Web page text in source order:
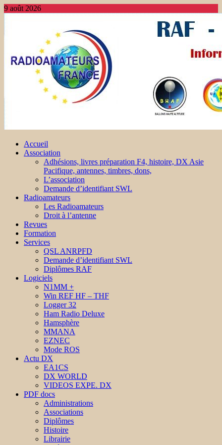
9 août 2026
Accueil
Association
Adhésions, livres préparation F4, histoire, DX Asie
Pacifique, antennes, timbres, dons,
L’association
Demande d’identifiant SWL
Radioamateurs
Les Radioamateurs
Droit à l’antenne
Revues
Formation
Services
QSL ANRPFD
Demande d’identifiant SWL
Diplômes RAF
Logiciels
N1MM +
Win REF HF – THF
Logger 32
Ham Radio Deluxe
Hamsphère
MMANA
EZNEC
Mode ROS
Actu DX
EA1CS
DX WORLD
VIDEOS EXPE. DX
PDF docs
Administrations
Associations
Diplômes
Histoire
Librairie